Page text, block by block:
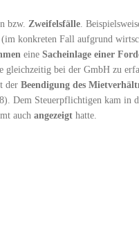
bzw. Zweifelsfälle .
konkreten Fall aufgrund
eine Sacheinlage einer
gleichzeitig bei der GmbH zu
der Beendigung des
Dem Steuerpflichtigen kam in
auch angezeigt hatte.